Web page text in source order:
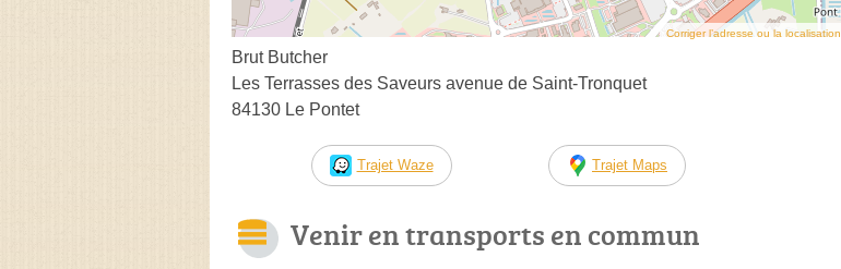
Corriger l’adresse ou la localisation
Brut Butcher
Les Terrasses des Saveurs avenue de Saint-Tronquet
84130 Le Pontet
Trajet Waze Trajet Maps
Venir en transports en commun